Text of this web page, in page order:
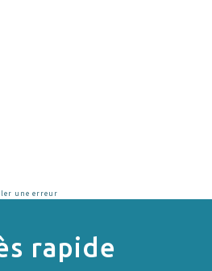
une erreur
rapide